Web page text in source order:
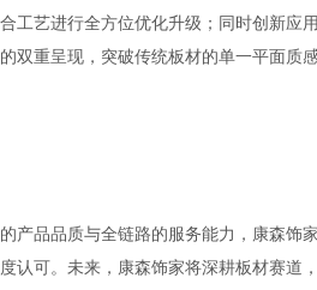
工艺进行全方位优化升级；同时创新应
双重呈现，突破传统板材的单一平面质
产品品质与全链路的服务能力，康森饰
认可。未来，康森饰家将深耕板材赛道